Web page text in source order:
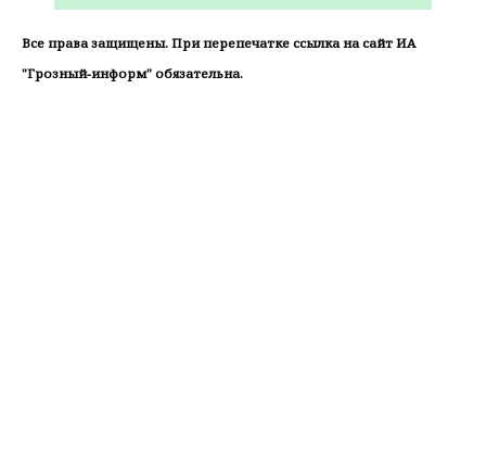
Все права защищены. При перепечатке ссылка на сайт ИА
"Грозный-информ" обязательна.